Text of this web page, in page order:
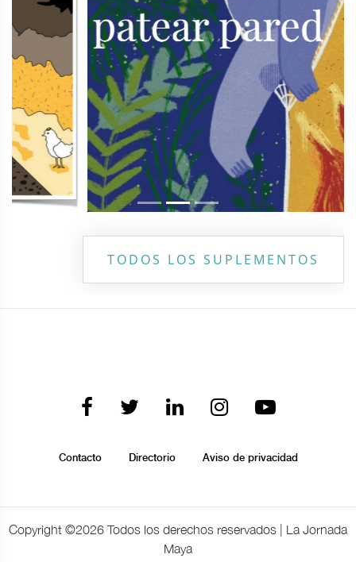
TODOS LOS SUPLEMENTOS
Contacto Directorio Aviso de privacidad
Copyright ©2026 Todos los derechos reservados | La Jornada
Maya